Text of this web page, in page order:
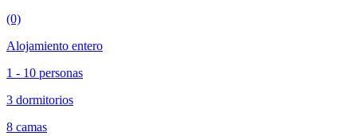
(0)
Alojamiento entero
1 - 10 personas
3 dormitorios
8 camas